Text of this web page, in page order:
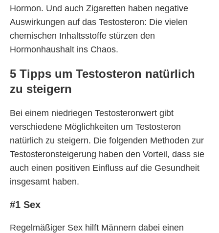
Hormon. Und auch Zigaretten haben negative
Auswirkungen auf das Testosteron: Die vielen
chemischen Inhaltsstoffe stürzen den
Hormonhaushalt ins Chaos.
5 Tipps um Testosteron natürlich
zu steigern
Bei einem niedriegen Testosteronwert gibt
verschiedene Möglichkeiten um Testosteron
natürlich zu steigern. Die folgenden Methoden zur
Testosteronsteigerung haben den Vorteil, dass sie
auch einen positiven Einfluss auf die Gesundheit
insgesamt haben.
#1 Sex
Regelmäßiger Sex hilft Männern dabei einen